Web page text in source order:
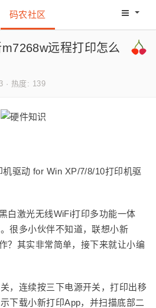
码农社区 码农网
远程打印怎么
· 热度: 139
驱动 for Win XP/7/8/10打印机驱
白激光无线WiFi打印多功能一体
很多小伙伴不知道，联想小新
？其实非常简单，接下来就让小编
，连续按三下电源开关，打印出移
下载小新打印App，并扫描底部二